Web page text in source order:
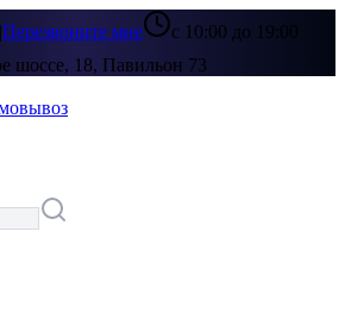
|Перезвоните мне
с 10:00 до 19:00
шоссе, 18, Павильон 73